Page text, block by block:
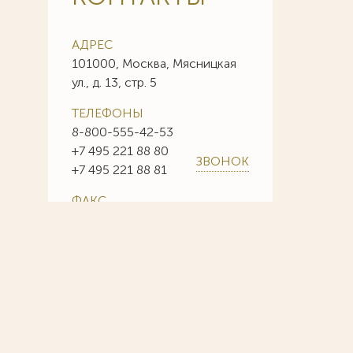
АДРЕС
101000, Москва, Мясницкая
ул., д. 13, стр. 5
ТЕЛЕФОНЫ
8-800-555-42-53
+7 495 221 88 80
+7 495 221 88 81
ЗВОНОК
ФАКС